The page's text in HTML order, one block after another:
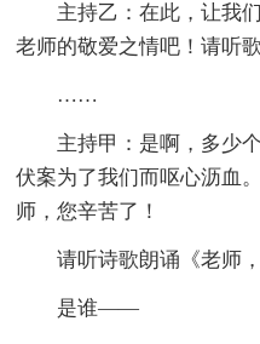
主持乙：在此，让我
老师的敬爱之情吧！请听
……
主持甲：是啊，多少
伏案为了我们而呕心沥血
师，您辛苦了！
请听诗歌朗诵《老师
是谁——